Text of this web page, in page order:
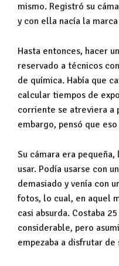
mismo. Registró su
y con ella nacía la
Hasta entonces, hacer
reservado a técnicos
de química. Había que
calcular tiempos de
corriente se atreviera a
embargo, pensó que
Su cámara era
usar. Podía usarse con
demasiado y venía con
fotos, lo cual, en aquel
casi absurda. Costaba
considerable, pero
empezaba a disfrutar